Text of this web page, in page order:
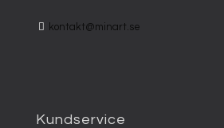
kontakt@minart.se
Kundservice